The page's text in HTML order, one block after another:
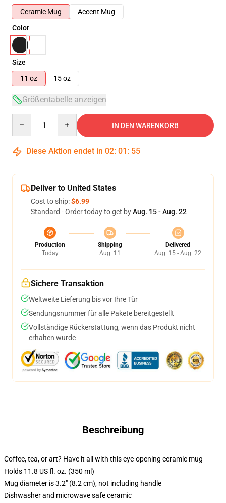
Ceramic Mug
Accent Mug
Color
Size
11 oz
15 oz
Größentabelle anzeigen
IN DEN WARENKORB
Diese Aktion endet in 02: 01 : 55
Deliver to United States
Cost to ship:$6.99
Standard - Order today to get byAug. 15 - Aug. 22
Production
Today
Shipping
Aug. 11
Delivered
Aug. 15 - Aug. 22
Sichere Transaktion
Weltweite Lieferung bis vor Ihre Tür
Sendungsnummer für alle Pakete bereitgestellt
Vollständige Rückerstattung, wenn das Produkt nicht
erhalten wurde
Beschreibung
Coffee, tea, or art? Have it all with this eye-opening ceramic mug
Holds 11.8 US fl. oz. (350 ml)
Mug diameter is 3.2" (8.2 cm), not including handle
Dishwasher and microwave safe ceramic